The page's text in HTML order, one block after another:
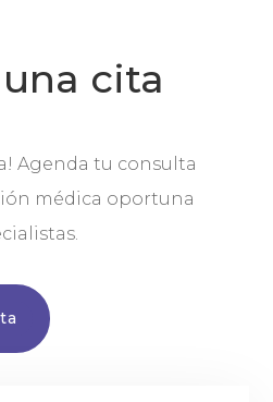
cita
Agenda tu consulta
médica oportuna